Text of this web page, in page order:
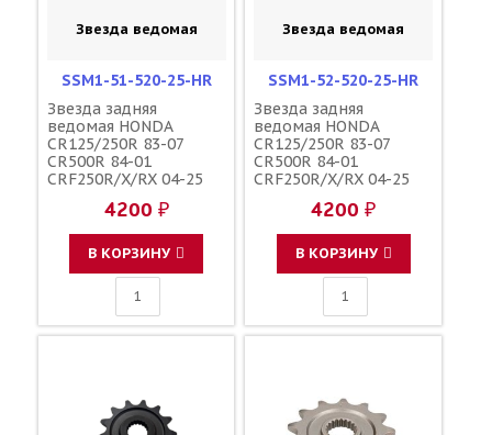
Звезда ведомая
SSM1-51-520-25-HR
Звезда задняя
ведомая HONDA
CR125/250R 83-07
CR500R 84-01
CRF250R/X/RX 04-25
зубов 51 / MRP JTR210
1-3559-51
4200 ₽
В КОРЗИНУ
Звезда ведомая
SSM1-52-520-25-HR
Звезда задняя
ведомая HONDA
CR125/250R 83-07
CR500R 84-01
CRF250R/X/RX 04-25
зубов 52 / MRP JTR210
1-3559-52
4200 ₽
В КОРЗИНУ